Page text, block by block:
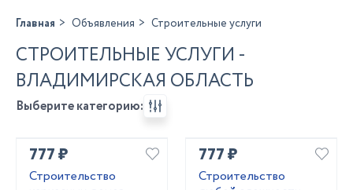
Главная Объявления Строительные услуги
СТРОИТЕЛЬНЫЕ УСЛУГИ -
ВЛАДИМИРСКАЯ ОБЛАСТЬ
Выберите категорию:
777 ₽
Строительство
777 ₽
Строительство